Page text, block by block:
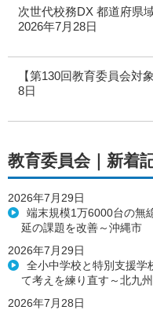
次世代校務DX 都道府県
2026年7月28日
【第130回教育委員会対
8日
教育委員会｜新着
2026年7月29日
端末規模1万6000台の無
延の課題を改善～沖縄市
2026年7月29日
全小中学校と特別支援学
て考えを練り直す～北九
2026年7月28日